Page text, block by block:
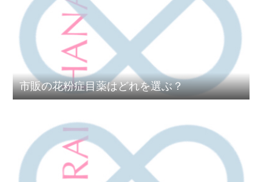
市販の花粉症目薬はどれを選ぶ？